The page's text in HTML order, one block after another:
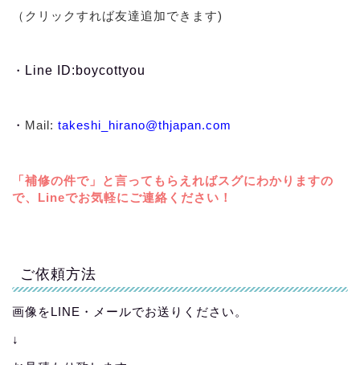
（クリックすれば友達追加できます)
・ Line ID:boycottyou
・ Mail: takeshi_hirano@thjapan.com
「補修の件で」と言ってもらえればスグにわかりますの
で、Lineでお気軽にご連絡ください！
ご依頼方法
画像をLINE・メールでお送りください。
↓